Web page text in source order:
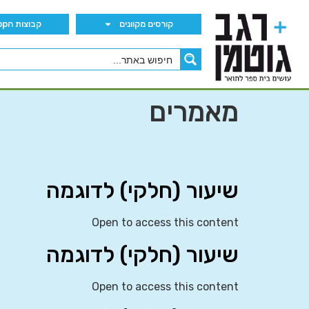
קורסים מקוונים קבוצות הWhatsApp
מאמרים
שיעור (חלקי) לדוגמה
Open to access this content
שיעור (חלקי) לדוגמה
Open to access this content